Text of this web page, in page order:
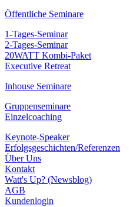
Öffentliche Seminare
1-Tages-Seminar
2-Tages-Seminar
20WATT Kombi-Paket
Executive Retreat
Inhouse Seminare
Gruppenseminare
Einzelcoaching
Keynote-Speaker
Erfolgsgeschichten/­Referenzen
Über Uns
Kontakt
Watt's Up? (Newsblog)
AGB
Kundenlogin